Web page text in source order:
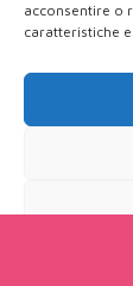
acconsentire o
caratteristiche